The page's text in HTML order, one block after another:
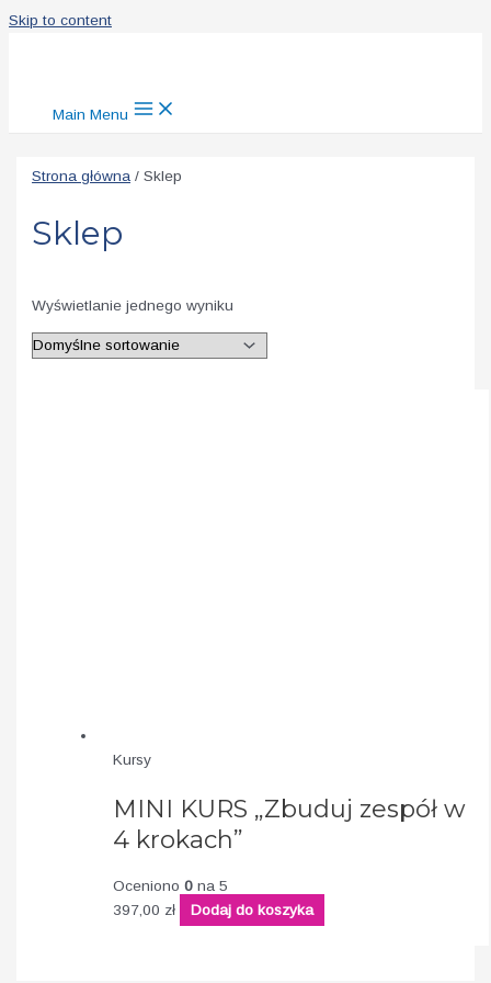
Skip to content
Main Menu
Strona główna / Sklep
Sklep
Wyświetlanie jednego wyniku
Kursy
MINI KURS „Zbuduj zespół w
4 krokach”
Oceniono 0na 5
397,00 zł Dodaj do koszyka